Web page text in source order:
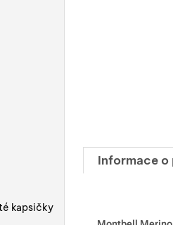
Informace o
kapsičky